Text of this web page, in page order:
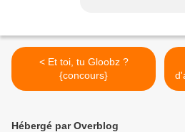
< Et toi, tu Gloobz ?
{concours}
Hébergé par Overblog